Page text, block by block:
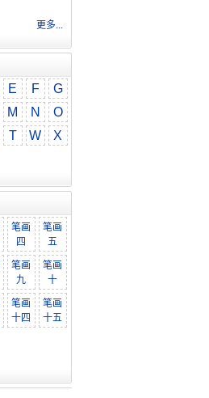
更多...
E F
G
M N
O
T W
X
笔画
四
笔画
五
笔画
九
笔画
十
笔画
十四
笔画
十五